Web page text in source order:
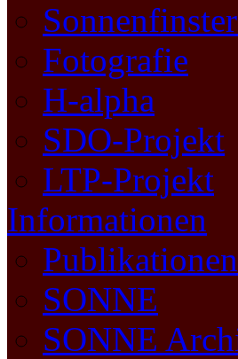
Fotografie
H-alpha
SDO-Projekt
LTP-Projekt
Informationen
Publikationen
SONNE
SONNE